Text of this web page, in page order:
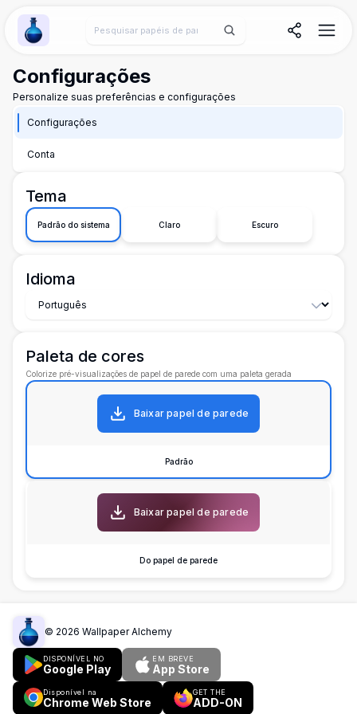
Wallpaper Alchemy
Configurações
Personalize suas preferências e configurações
Configurações
Conta
Tema
Padrão do sistema Claro Escuro
Idioma
Paleta de cores
Colorize pré-visualizações de papel de parede com uma paleta gerada
Baixar papel de parede
Padrão
Baixar papel de parede
Do papel de parede
© 2026 Wallpaper Alchemy
DISPONÍVEL NO
Google Play
EM BREVE
App Store
Disponível na
Chrome Web Store
GET THE
ADD-ON